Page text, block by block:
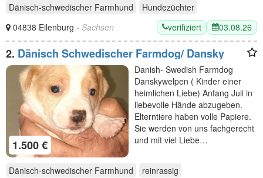
Dänisch-schwedischer Farmhund
Hundezüchter
04838 Eilenburg - Sachsen verifiziert 03.08.26
2. Dänisch Schwedischer Farmdog/ Dansky
1.500 €
Danish- Swedish Farmdog
Danskywelpen ( Kinder einer
heimlichen Liebe) Anfang Juli in
liebevolle Hände abzugeben.
Elterntiere haben volle Papiere.
Sie werden von uns fachgerecht
und mit viel Liebe…
Dänisch-schwedischer Farmhund
reinrassig